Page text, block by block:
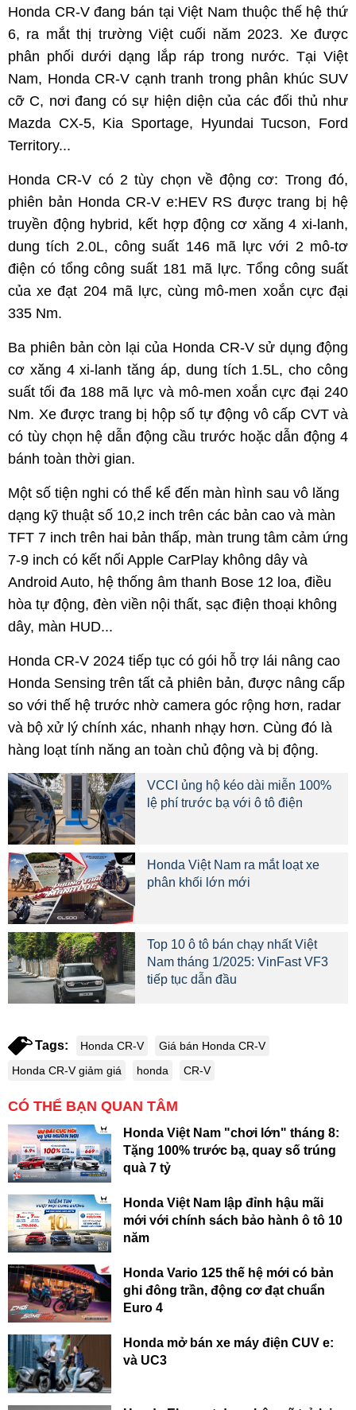
Honda CR-V đang bán tại Việt Nam thuộc thế hệ thứ
6, ra mắt thị trường Việt cuối năm 2023. Xe được
phân phối dưới dạng lắp ráp trong nước. Tại Việt
Nam, Honda CR-V cạnh tranh trong phân khúc SUV
cỡ C, nơi đang có sự hiện diện của các đối thủ như
Mazda CX-5, Kia Sportage, Hyundai Tucson, Ford
Territory...
Honda CR-V có 2 tùy chọn về động cơ: Trong đó,
phiên bản Honda CR-V e:HEV RS được trang bị hệ
truyền động hybrid, kết hợp động cơ xăng 4 xi-lanh,
dung tích 2.0L, công suất 146 mã lực với 2 mô-tơ
điện có tổng công suất 181 mã lực. Tổng công suất
của xe đạt 204 mã lực, cùng mô-men xoắn cực đại
335 Nm.
Ba phiên bản còn lại của Honda CR-V sử dụng động
cơ xăng 4 xi-lanh tăng áp, dung tích 1.5L, cho công
suất tối đa 188 mã lực và mô-men xoắn cực đại 240
Nm. Xe được trang bị hộp số tự động vô cấp CVT và
có tùy chọn hệ dẫn động cầu trước hoặc dẫn động 4
bánh toàn thời gian.
Một số tiện nghi có thể kể đến màn hình sau vô lăng
dạng kỹ thuật số 10,2 inch trên các bản cao và màn
TFT 7 inch trên hai bản thấp, màn trung tâm cảm ứng
7-9 inch có kết nối Apple CarPlay không dây và
Android Auto, hệ thống âm thanh Bose 12 loa, điều
hòa tự động, đèn viền nội thất, sạc điện thoại không
dây, màn HUD...
Honda CR-V 2024 tiếp tục có gói hỗ trợ lái nâng cao
Honda Sensing trên tất cả phiên bản, được nâng cấp
so với thế hệ trước nhờ camera góc rộng hơn, radar
và bộ xử lý chính xác, nhanh nhạy hơn. Cùng đó là
hàng loạt tính năng an toàn chủ động và bị động.
VCCI ủng hộ kéo dài miễn 100%
lệ phí trước bạ với ô tô điện
Honda Việt Nam ra mắt loạt xe
phân khối lớn mới
Top 10 ô tô bán chạy nhất Việt
Nam tháng 1/2025: VinFast VF3
tiếp tục dẫn đầu
Tags: Honda CR-V
Giá bán Honda CR-V
Honda CR-V giảm giá
honda CR-V
CÓ THỂ BẠN QUAN TÂM
Honda Việt Nam "chơi lớn" tháng 8:
Tặng 100% trước bạ, quay số trúng
quà 7 tỷ
Honda Việt Nam lập đỉnh hậu mãi
mới với chính sách bảo hành ô tô 10
năm
Honda Vario 125 thế hệ mới có bản
ghi đông trần, động cơ đạt chuẩn
Euro 4
Honda mở bán xe máy điện CUV e:
và UC3